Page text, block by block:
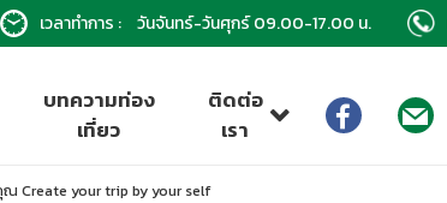
เวลาทำการ : วันจันทร์-วันศุกร์ 09.00-17.00 น.
บทความท่อง
เที่ยว
ติดต่อ
เรา
Create your trip by your self